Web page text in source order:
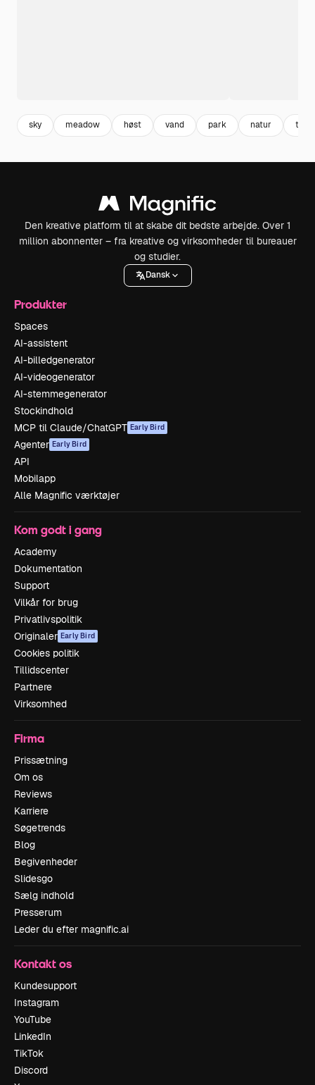
sky meadow høst vand park natur træ
Den kreative platform til at skabe dit bedste arbejde. Over 1
million abonnenter – fra kreative og virksomheder til bureauer
og studier.
Dansk
Produkter
Spaces
AI-assistent
AI-billedgenerator
AI-videogenerator
AI-stemmegenerator
Stockindhold
MCP til Claude/ChatGPT Early Bird
Agenter Early Bird
API
Mobilapp
Alle Magnific værktøjer
Kom godt i gang
Academy
Dokumentation
Support
Vilkår for brug
Privatlivspolitik
Originaler Early Bird
Cookies politik
Tillidscenter
Partnere
Virksomhed
Firma
Prissætning
Om os
Reviews
Karriere
Søgetrends
Blog
Begivenheder
Slidesgo
Sælg indhold
Presserum
Leder du efter magnific.ai
Kontakt os
Kundesupport
Instagram
YouTube
LinkedIn
TikTok
Discord